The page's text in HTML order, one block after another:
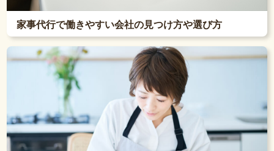
家事代行で働きやすい会社の見つけ方や選び方